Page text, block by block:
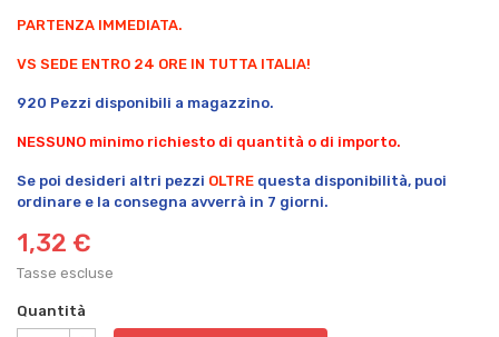
PARTENZA IMMEDIATA.
VS SEDE ENTRO 24 ORE IN TUTTA ITALIA!
920 Pezzi disponibili a magazzino.
NESSUNO minimo richiesto di quantità o di importo.
Se poi desideri altri pezzi OLTRE questa disponibilità, puoi
ordinare e la consegna avverrà in 7 giorni.
1,32 €
Tasse escluse
Quantità